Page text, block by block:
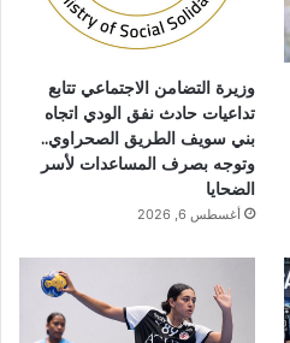
وزيرة التضامن الاجتماعي تتابع
تداعيات حادث نفق الودي اتجاه
بني سويف الطريق الصحراوي..
وتوجه بصرف المساعدات لأسر
الضحايا
أغسطس 6, 2026